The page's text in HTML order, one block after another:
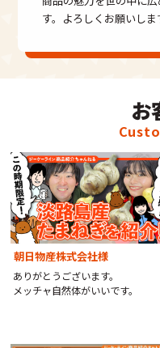
す。よろしくお願いしま
お
朝日物産株式会社様
ありがとうございます。
メッチャ自然体がいいです。